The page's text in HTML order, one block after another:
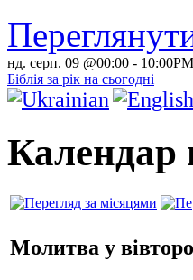
нд. серп. 09 @00:00 - 10:00PM
Біблія за рік на сьогодні
Календар
Молитва у